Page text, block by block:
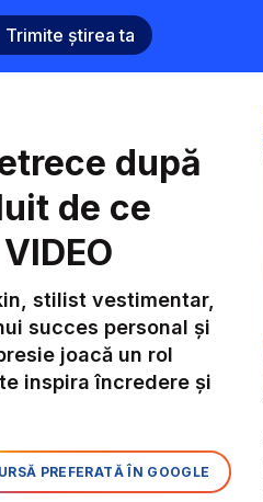
Trimite știrea ta
după
de ce
stilist vestimentar,
succes personal și
joacă un rol
inspira încredere și
PREFERATĂ ÎN GOOGLE